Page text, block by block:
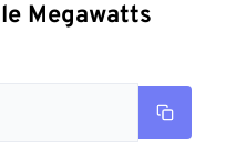
Megawatts